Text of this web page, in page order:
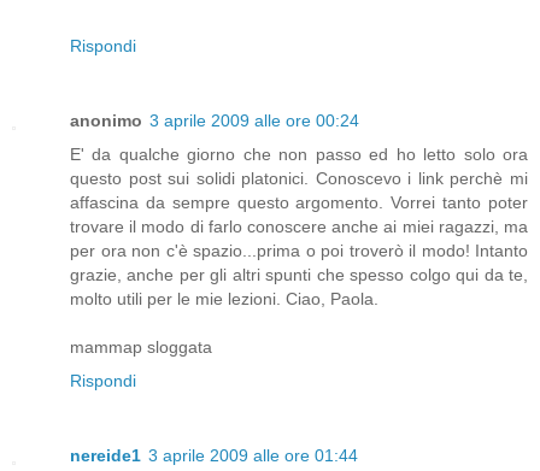
Rispondi
anonimo 3 aprile 2009 alle ore 00:24
E' da qualche giorno che non passo ed ho letto solo ora
questo post sui solidi platonici. Conoscevo i link perchè mi
affascina da sempre questo argomento. Vorrei tanto poter
trovare il modo di farlo conoscere anche ai miei ragazzi, ma
per ora non c'è spazio...prima o poi troverò il modo! Intanto
grazie, anche per gli altri spunti che spesso colgo qui da te,
molto utili per le mie lezioni. Ciao, Paola.
mammap sloggata
Rispondi
nereide1 3 aprile 2009 alle ore 01:44